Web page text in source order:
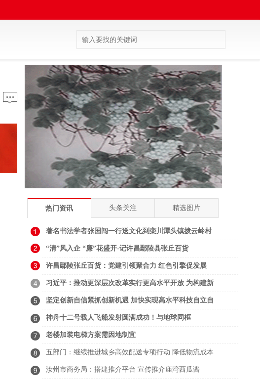
热门资讯 头条关注 精选图片
著名书法学者张国闯一行送文化到栾川潭头镇拨云岭村
“清”风入企 “廉”花盛开-记许昌鄢陵县张丘百货
许昌鄢陵张丘百货：党建引领聚合力 红色引擎促发展
习近平：推动更深层次改革实行更高水平开放 为构建新
坚定创新自信紧抓创新机遇 加快实现高水平科技自立自
神舟十二号载人飞船发射圆满成功！与地球同框
老楼加装电梯方案需因地制宜
五部门：继续推进城乡高效配送专项行动 降低物流成本
汝州市商务局：搭建推介平台 宣传推介庙湾西瓜酱